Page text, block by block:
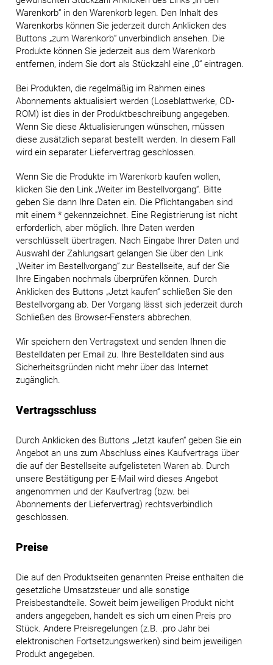
Warenkorb“ in den Warenkorb legen. Den Inhalt des
Warenkorbs können Sie jederzeit durch Anklicken des
Buttons „zum Warenkorb“ unverbindlich ansehen. Die
Produkte können Sie jederzeit aus dem Warenkorb
entfernen, indem Sie dort als Stückzahl eine „0“ eintragen.
Bei Produkten, die regelmäßig im Rahmen eines
Abonnements aktualisiert werden (Loseblattwerke, CD-
ROM) ist dies in der Produktbeschreibung angegeben.
Wenn Sie diese Aktualisierungen wünschen, müssen
diese zusätzlich separat bestellt werden. In diesem Fall
wird ein separater Liefervertrag geschlossen.
Wenn Sie die Produkte im Warenkorb kaufen wollen,
klicken Sie den Link „Weiter im Bestellvorgang“. Bitte
geben Sie dann Ihre Daten ein. Die Pflichtangaben sind
mit einem * gekennzeichnet. Eine Registrierung ist nicht
erforderlich, aber möglich. Ihre Daten werden
verschlüsselt übertragen. Nach Eingabe Ihrer Daten und
Auswahl der Zahlungsart gelangen Sie über den Link
„Weiter im Bestellvorgang“ zur Bestellseite, auf der Sie
Ihre Eingaben nochmals überprüfen können. Durch
Anklicken des Buttons „Jetzt kaufen“ schließen Sie den
Bestellvorgang ab. Der Vorgang lässt sich jederzeit durch
Schließen des Browser-Fensters abbrechen.
Wir speichern den Vertragstext und senden Ihnen die
Bestelldaten per Email zu. Ihre Bestelldaten sind aus
Sicherheitsgründen nicht mehr über das Internet
zugänglich.
Vertragsschluss
Durch Anklicken des Buttons „Jetzt kaufen“ geben Sie ein
Angebot an uns zum Abschluss eines Kaufvertrags über
die auf der Bestellseite aufgelisteten Waren ab. Durch
unsere Bestätigung per E-Mail wird dieses Angebot
angenommen und der Kaufvertrag (bzw. bei
Abonnements der Liefervertrag) rechtsverbindlich
geschlossen.
Preise
Die auf den Produktseiten genannten Preise enthalten die
gesetzliche Umsatzsteuer und alle sonstige
Preisbestandteile. Soweit beim jeweiligen Produkt nicht
anders angegeben, handelt es sich um einen Preis pro
Stück. Andere Preisregelungen (z.B. .pro Jahr bei
elektronischen Fortsetzungswerken) sind beim jeweiligen
Produkt angegeben.